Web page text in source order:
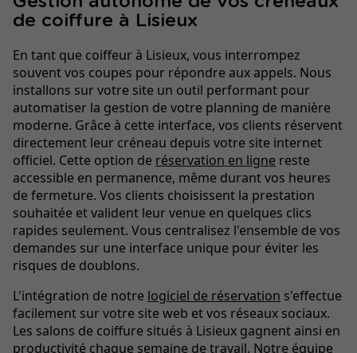
de coiffure à Lisieux
En tant que coiffeur à Lisieux, vous interrompez
souvent vos coupes pour répondre aux appels. Nous
installons sur votre site un outil performant pour
automatiser la gestion de votre planning de manière
moderne. Grâce à cette interface, vos clients réservent
directement leur créneau depuis votre site internet
officiel. Cette option de réservation en ligne reste
accessible en permanence, même durant vos heures
de fermeture. Vos clients choisissent la prestation
souhaitée et valident leur venue en quelques clics
rapides seulement. Vous centralisez l'ensemble de vos
demandes sur une interface unique pour éviter les
risques de doublons.
L'intégration de notre logiciel de réservation s'effectue
facilement sur votre site web et vos réseaux sociaux.
Les salons de coiffure situés à Lisieux gagnent ainsi en
productivité chaque semaine de travail. Notre équipe